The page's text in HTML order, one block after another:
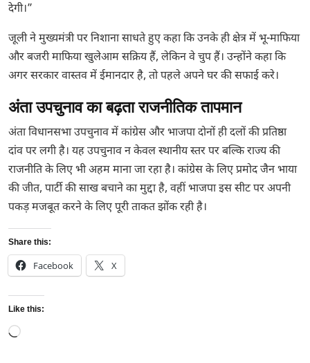
देगी।”
जूली ने मुख्यमंत्री पर निशाना साधते हुए कहा कि उनके ही क्षेत्र में भू-माफिया
और बजरी माफिया खुलेआम सक्रिय हैं, लेकिन वे चुप हैं। उन्होंने कहा कि
अगर सरकार वास्तव में ईमानदार है, तो पहले अपने घर की सफाई करे।
अंता उपचुनाव का बढ़ता राजनीतिक तापमान
अंता विधानसभा उपचुनाव में कांग्रेस और भाजपा दोनों ही दलों की प्रतिष्ठा
दांव पर लगी है। यह उपचुनाव न केवल स्थानीय स्तर पर बल्कि राज्य की
राजनीति के लिए भी अहम माना जा रहा है। कांग्रेस के लिए प्रमोद जैन भाया
की जीत, पार्टी की साख बचाने का मुद्दा है, वहीं भाजपा इस सीट पर अपनी
पकड़ मजबूत करने के लिए पूरी ताकत झोंक रही है।
Share this:
Facebook X
Like this:
Loading…